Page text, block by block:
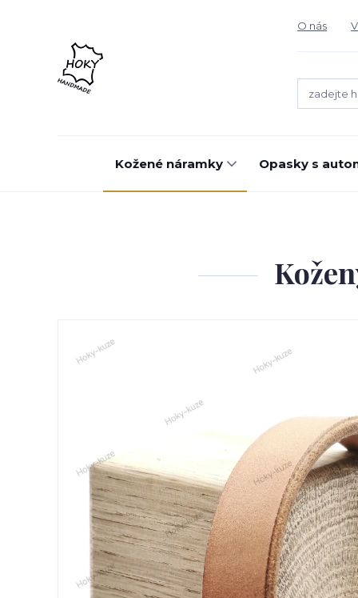
O nás
Kožené náramky Opasky s